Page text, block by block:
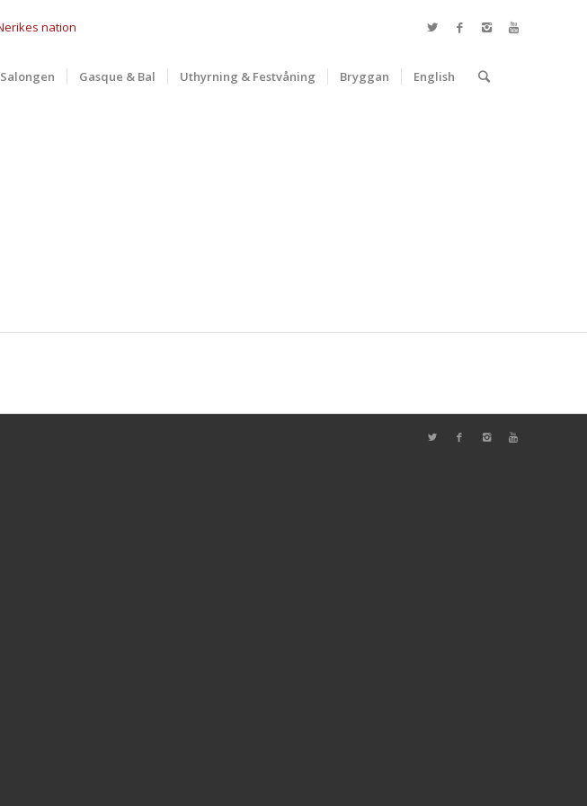
Salongen Gasque & Bal Uthyrning & Festvåning Bryggan English